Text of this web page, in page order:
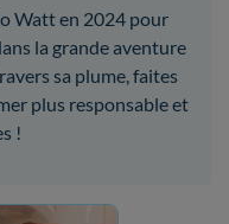
Watt en 2024 pour
la grande aventure
sa plume, faites
plus responsable et
!